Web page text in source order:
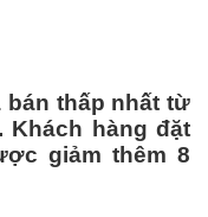
bán thấp nhất từ
Khách hàng đặt
giảm thêm 8